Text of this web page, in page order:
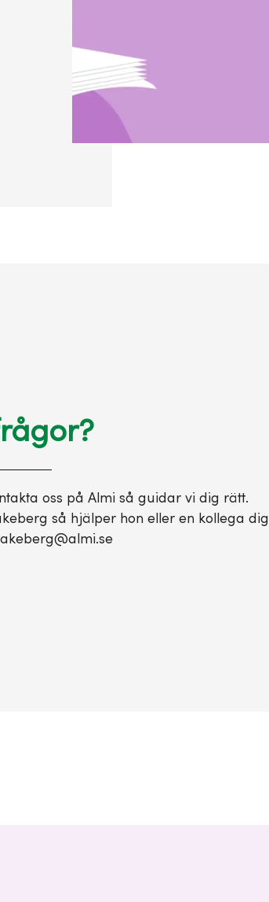
oss på Almi så guidar vi dig rätt.
så hjälper hon eller en kollega dig